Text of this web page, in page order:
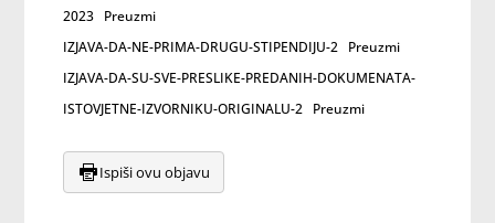
2023 Preuzmi
IZJAVA-DA-NE-PRIMA-DRUGU-STIPENDIJU-2 Preuzmi
IZJAVA-DA-SU-SVE-PRESLIKE-PREDANIH-DOKUMENATA-
ISTOVJETNE-IZVORNIKU-ORIGINALU-2 Preuzmi
Ispiši ovu objavu